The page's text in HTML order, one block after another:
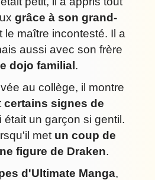
grâce à son grand-
le maître incontesté. Il a
aussi avec son frère
dojo familial.
au collège, il montre
certains signes de
était un garçon si gentil.
met un coup de
figure de Draken.
d'Ultimate Manga,